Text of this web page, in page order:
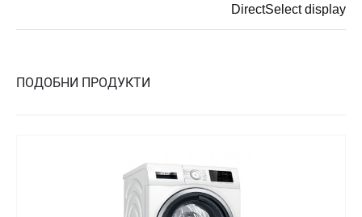
DirectSelect display
ПОДОБНИ ПРОДУКТИ